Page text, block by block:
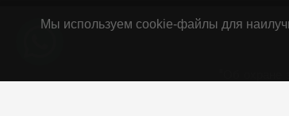
Мы используем cookie-файлы для